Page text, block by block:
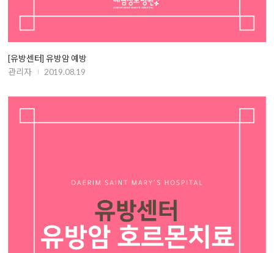
[유방센터] 유방암 예방
관리자
2019.08.19